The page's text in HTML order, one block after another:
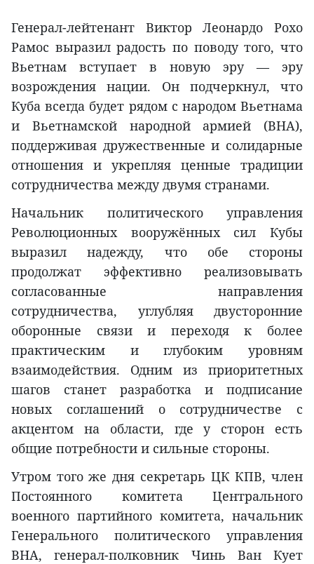
Генерал-лейтенант Виктор Леонардо Рохо
Рамос выразил радость по поводу того, что
Вьетнам вступает в новую эру — эру
возрождения нации. Он подчеркнул, что
Куба всегда будет рядом с народом Вьетнама
и Вьетнамской народной армией (ВНА),
поддерживая дружественные и солидарные
отношения и укрепляя ценные традиции
сотрудничества между двумя странами.
Начальник политического управления
Революционных вооружённых сил Кубы
выразил надежду, что обе стороны
продолжат эффективно реализовывать
согласованные направления
сотрудничества, углубляя двусторонние
оборонные связи и переходя к более
практическим и глубоким уровням
взаимодействия. Одним из приоритетных
шагов станет разработка и подписание
новых соглашений о сотрудничестве с
акцентом на области, где у сторон есть
общие потребности и сильные стороны.
Утром того же дня секретарь ЦК КПВ, член
Постоянного комитета Центрального
военного партийного комитета, начальник
Генерального политического управления
ВНА, генерал-полковник Чинь Ван Кует